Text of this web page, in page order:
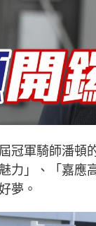
冠軍騎師潘頓
力」、「嘉
夢。